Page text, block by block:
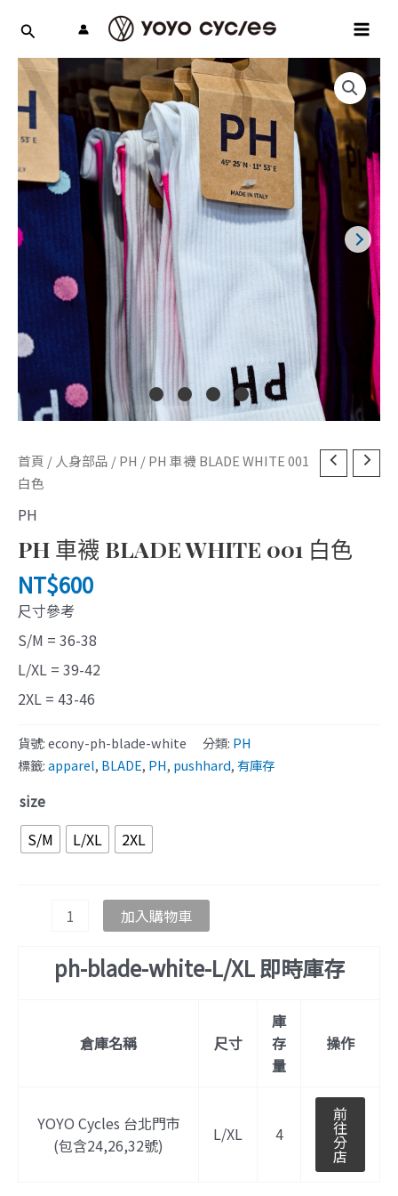
首頁 / 人身部品 /PH / PH 車襪 BLADE WHITE 001
白色
PH
PH 車襪 BLADE WHITE 001 白色
NT$600
尺寸參考
S/M = 36-38
L/XL = 39-42
2XL = 43-46
貨號:econy-ph-blade-white 分類: PH
標籤:apparel, BLADE, PH, pushhard, 有庫存
size
S/M
L/XL 2XL
PH
車
BLADE
WHITE
白
色
數
量
加入購物車
ph-blade-white-L/XL 即時庫存
倉庫名稱 尺寸
庫
存
量
操作
YOYO Cycles 台北門市
(包含24,26,32號)
L/XL 4
前
往
分
店